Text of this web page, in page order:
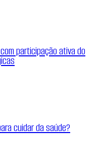
participação ativa do
cuidar da saúde?